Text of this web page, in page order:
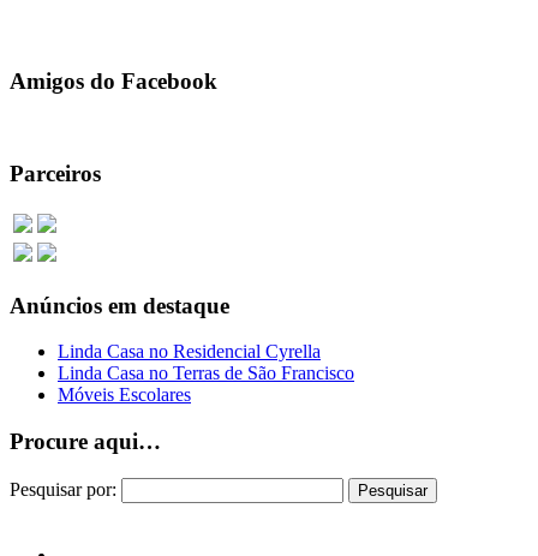
Amigos do Facebook
Parceiros
Anúncios em destaque
Linda Casa no Residencial Cyrella
Linda Casa no Terras de São Francisco
Móveis Escolares
Procure aqui…
Pesquisar por: